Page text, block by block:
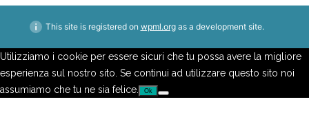
This site is registered on wpml.orgas a development site.
Utilizziamo i cookie per essere sicuri che tu possa avere la migliore
esperienza sul nostro sito. Se continui ad utilizzare questo sito noi
assumiamo che tu ne sia felice.
Ok